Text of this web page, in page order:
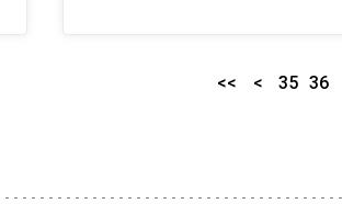
<< < 35 36